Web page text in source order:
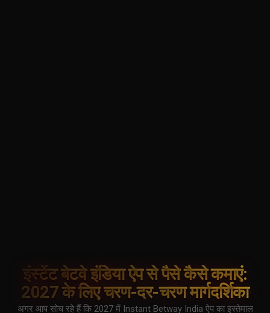
इंस्टेंट बेटवे इंडिया ऐप से पैसे कैसे कमाएं:
2027 के लिए चरण-दर-चरण मार्गदर्शिका
अगर आप सोच रहे हैं कि 2027 में Instant Betway India ऐप का इस्तेमाल